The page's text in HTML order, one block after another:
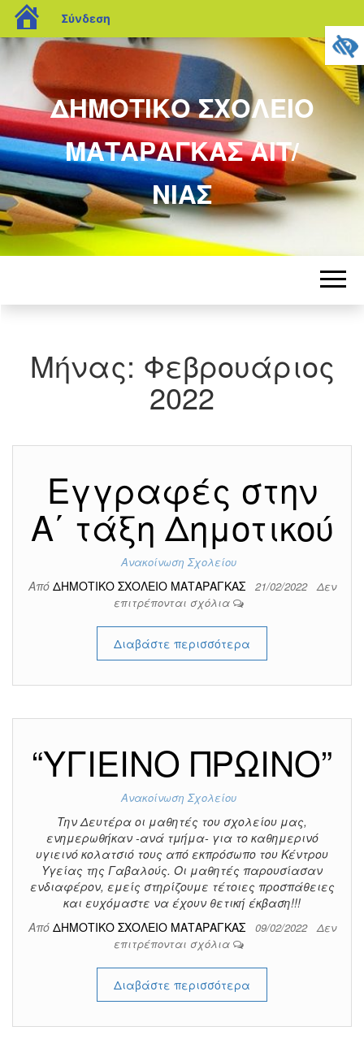
blogs.sch.gr
Σύνδεση
ΔΗΜΟΤΙΚΟ ΣΧΟΛΕΙΟ
ΜΑΤΑΡΑΓΚΑΣ ΑΙΤ/
ΝΙΑΣ
Μήνας: Φεβρουάριος
2022
Εγγραφές στην
Α΄ τάξη Δημοτικού
Ανακοίνωση Σχολείου
Από ΔΗΜΟΤΙΚΟ ΣΧΟΛΕΙΟ ΜΑΤΑΡΑΓΚΑΣ 21/02/2022 Δεν
επιτρέπονται σχόλια
Διαβάστε περισσότερα
“ΥΓΙΕΙΝΟ ΠΡΩΙΝΟ”
Ανακοίνωση Σχολείου
Την Δευτέρα οι μαθητές του σχολείου μας,
ενημερωθήκαν -ανά τμήμα- για το καθημερινό
υγιεινό κολατσιό τους από εκπρόσωπο του Κέντρου
Υγείας της Γαβαλούς. Οι μαθητές παρουσίασαν
ενδιαφέρον, εμείς στηρίζουμε τέτοιες προσπάθειες
και ευχόμαστε να έχουν θετική έκβαση!!!
Από ΔΗΜΟΤΙΚΟ ΣΧΟΛΕΙΟ ΜΑΤΑΡΑΓΚΑΣ 09/02/2022 Δεν
επιτρέπονται σχόλια
Διαβάστε περισσότερα